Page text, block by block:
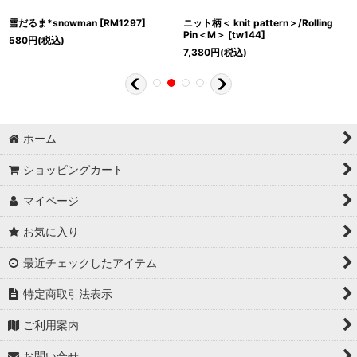
雪だるま*snowman [RM1297]
580円(税込)
ニット柄＜ knit pattern＞/Rolling
Pin＜M＞ [tw144]
7,380円(税込)
ホーム
ショッピングカート
マイページ
お気に入り
最近チェックしたアイテム
特定商取引法表示
ご利用案内